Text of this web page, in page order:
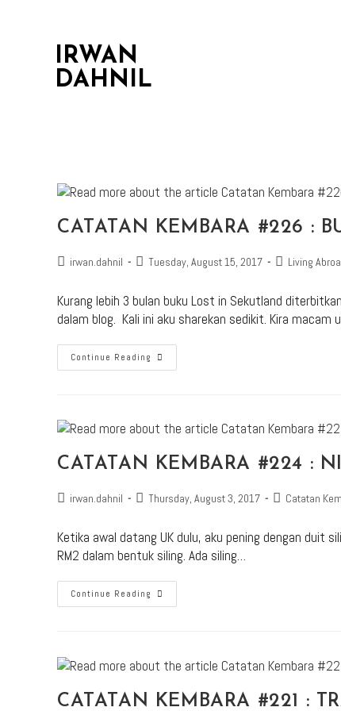
IRWAN
DAHNIL
CATATAN KEMBARA #226 :
irwan.dahnil Tuesday, August 15, 2017 Living
Kurang lebih 3 bulan buku Lost in Sekutland
dalam blog. Kali ini aku sharekan sedikit. Kira macam
Continue Reading
CATATAN KEMBARA #224 :
irwan.dahnil Thursday, August 3, 2017 Catatan
Ketika awal datang UK dulu, aku pening dengan duit
RM2 dalam bentuk siling. Ada siling…
Continue Reading
CATATAN KEMBARA #221 :